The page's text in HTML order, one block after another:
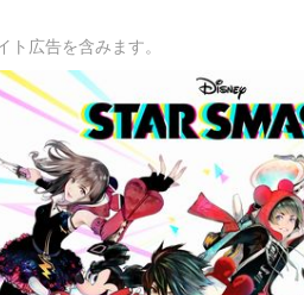
広告を含みます。